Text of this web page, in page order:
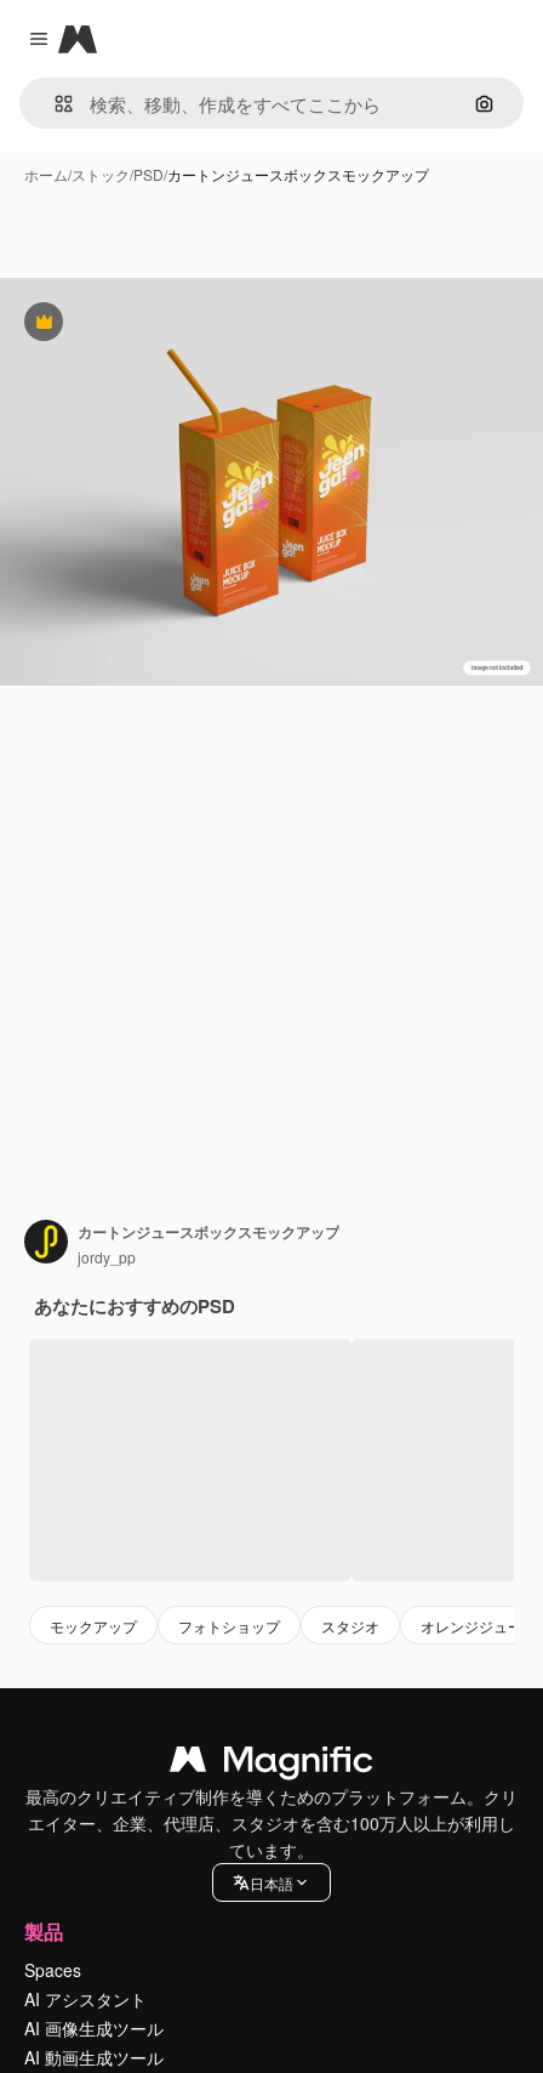
Close menu
Magnific
画像で
ホーム/ストック/PSD/カートンジュースボックスモックアップ
Premium
カートンジュースボックスモックアップ
jordy_pp
あなたにおすすめのPSD
モックアップ フォトショップ スタジオ オレンジジュース
最高のクリエイティブ制作を導くためのプラットフォーム。クリ
エイター、企業、代理店、スタジオを含む100万人以上が利用し
ています。
日本語
製品
Spaces
AI アシスタント
AI 画像生成ツール
AI 動画生成ツール